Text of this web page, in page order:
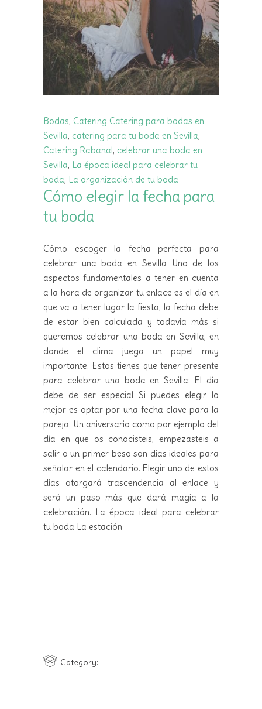
Bodas, Catering Catering para bodas en
Sevilla, catering para tu boda en Sevilla,
Catering Rabanal, celebrar una boda en
Sevilla, La época ideal para celebrar tu
boda, La organización de tu boda
Cómo elegir la fecha para
tu boda
Cómo escoger la fecha perfecta para
celebrar una boda en Sevilla Uno de los
aspectos fundamentales a tener en cuenta
a la hora de organizar tu enlace es el día en
que va a tener lugar la fiesta, la fecha debe
de estar bien calculada y todavía más si
queremos celebrar una boda en Sevilla, en
donde el clima juega un papel muy
importante. Estos tienes que tener presente
para celebrar una boda en Sevilla: El día
debe de ser especial Si puedes elegir lo
mejor es optar por una fecha clave para la
pareja. Un aniversario como por ejemplo del
día en que os conocisteis, empezasteis a
salir o un primer beso son días ideales para
señalar en el calendario. Elegir uno de estos
días otorgará trascendencia al enlace y
será un paso más que dará magia a la
celebración. La época ideal para celebrar
tu boda La estación
Category: